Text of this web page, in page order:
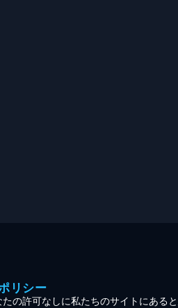
リシー
の許可なしに私たちのサイトにある